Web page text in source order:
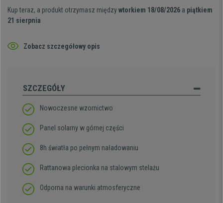
Kup teraz, a produkt otrzymasz międzywtorkiem 18/08/2026 a piątkiem
21 sierpnia
Zobacz szczegółowy opis
SZCZEGÓŁY
Nowoczesne wzornictwo
Panel solarny w górnej części
8h światła po pełnym naładowaniu
Rattanowa plecionka na stalowym stelażu
Odporna na warunki atmosferyczne